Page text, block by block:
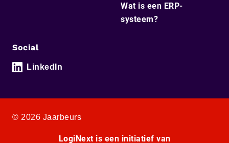
Wat is een ERP-
systeem?
Social
LinkedIn
© 2026 Jaarbeurs
LogiNext is een initiatief van